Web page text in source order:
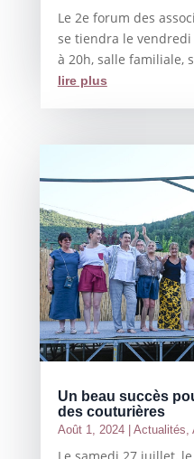
Le 2e forum des
se tiendra le
à 20h, salle familiale,
lire plus
Un beau succès
des couturières
Août 1, 2024| Actualités,